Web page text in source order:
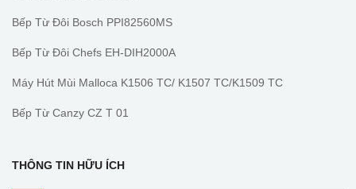
Bếp Từ Đôi Bosch PPI82560MS
Bếp Từ Đôi Chefs EH-DIH2000A
Máy Hút Mùi Malloca K1506 TC/ K1507 TC/K1509 TC
Bếp Từ Canzy CZ T 01
THÔNG TIN HỮU ÍCH